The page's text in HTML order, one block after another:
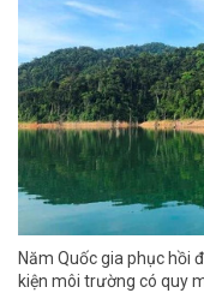
Năm Quốc gia phục hồi
kiện môi trường có quy